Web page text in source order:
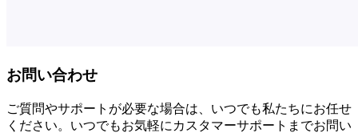
お問い合わせ
ご質問やサポートが必要な場合は、いつでも私たちにお任せ
ください。いつでもお気軽にカスタマーサポートまでお問い